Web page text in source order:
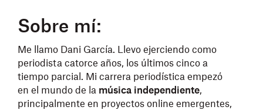
Sobre mí:
Me llamo Dani García. Llevo ejerciendo como
periodista catorce años, los últimos cinco a
tiempo parcial. Mi carrera periodística empezó
en el mundo de la música independiente,
principalmente en proyectos online emergentes,